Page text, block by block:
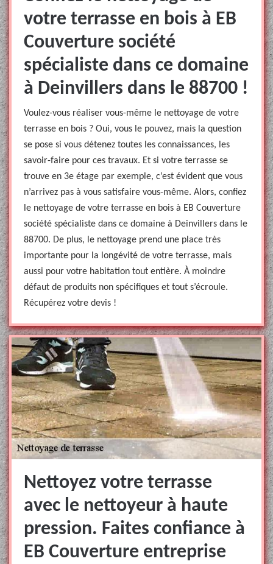
votre terrasse en bois à EB
Couverture société
spécialiste dans ce domaine
à Deinvillers dans le 88700 !
Voulez-vous réaliser vous-même le nettoyage de votre
terrasse en bois ? Oui, vous le pouvez, mais la question
se pose si vous détenez toutes les connaissances, les
savoir-faire pour ces travaux. Et si votre terrasse se
trouve en 3e étage par exemple, c’est évident que vous
n’arrivez pas à vous satisfaire vous-même. Alors, confiez
le nettoyage de votre terrasse en bois à EB Couverture
société spécialiste dans ce domaine à Deinvillers dans le
88700. De plus, le nettoyage prend une place très
importante pour la longévité de votre terrasse, mais
aussi pour votre habitation tout entière. À moindre
défaut de produits non spécifiques et tout s’écroule.
Récupérez votre devis !
Nettoyez votre terrasse
avec le nettoyeur à haute
pression. Faites confiance à
EB Couverture entreprise